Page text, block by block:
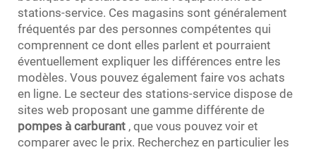
stations-service. Ces magasins sont généralement
fréquentés par des personnes compétentes qui
comprennent ce dont elles parlent et pourraient
éventuellement expliquer les différences entre les
modèles. Vous pouvez également faire vos achats
en ligne. Le secteur des stations-service dispose de
sites web proposant une gamme différente de
pompes à carburant , que vous pouvez voir et
comparer avec le prix. Recherchez en particulier les